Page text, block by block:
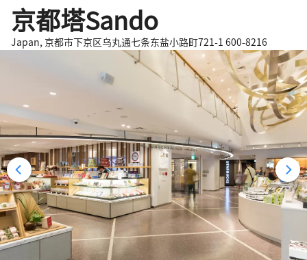
京都塔Sando
Japan, 京都市下京区乌丸通七条东盐小路町721-1 600-8216